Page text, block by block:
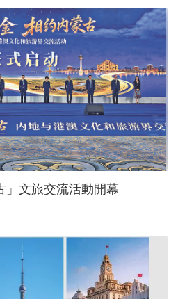
」文旅交流活動開幕